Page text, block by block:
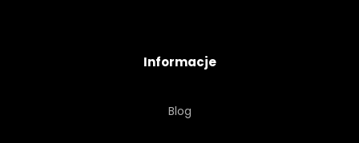
Informacje
Blog